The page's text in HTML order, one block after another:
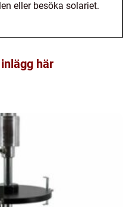
eller besöka solariet.
här